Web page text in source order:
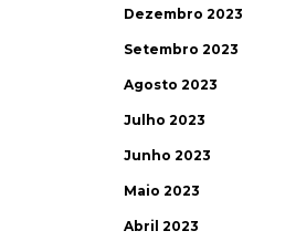
Dezembro 2023
Setembro 2023
Agosto 2023
Julho 2023
Junho 2023
Maio 2023
Abril 2023